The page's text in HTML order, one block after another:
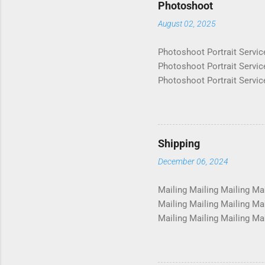
Photoshoot
August 02, 2025
Photoshoot Portrait
Photoshoot Portrait
Photoshoot Portrait
Photoshoot Portrait
Photoshoot Portrait
Photoshoot Portrait
Photoshoot Portrait
Photosho...
Shipping
December 06, 2024
Mailing Mailing Mailing
Mailing Mailing Mailing
Mailing Mailing Mailing
Mailing Mailing Mailing
Mailing Mailing Mailing